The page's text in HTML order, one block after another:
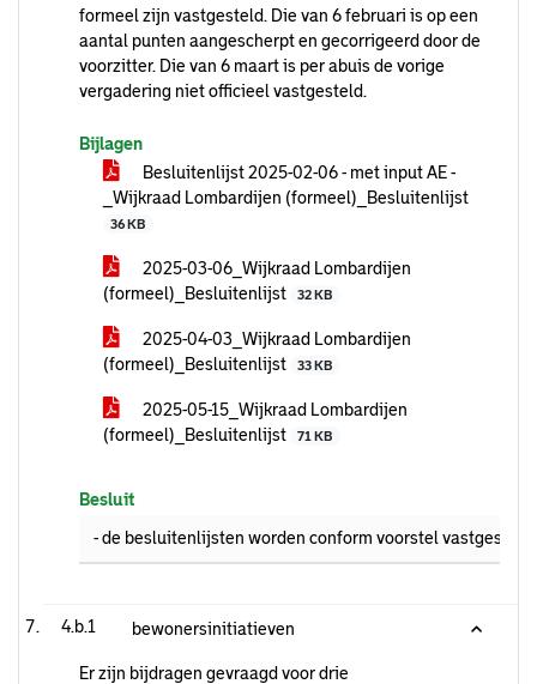
formeel zijn vastgesteld. Die van 6 februari is op een
aantal punten aangescherpt en gecorrigeerd door de
voorzitter. Die van 6 maart is per abuis de vorige
vergadering niet officieel vastgesteld.
Bijlagen
Besluitenlijst 2025-02-06 - met input AE -
_Wijkraad Lombardijen (formeel)_Besluitenlijst
36 KB
2025-03-06_Wijkraad Lombardijen
(formeel)_Besluitenlijst
32 KB
2025-04-03_Wijkraad Lombardijen
(formeel)_Besluitenlijst
33 KB
2025-05-15_Wijkraad Lombardijen
(formeel)_Besluitenlijst
71 KB
Besluit
- de besluitenlijsten worden conform voorstel vastgesteld.
4.b.1 bewonersinitiatieven
Er zijn bijdragen gevraagd voor drie